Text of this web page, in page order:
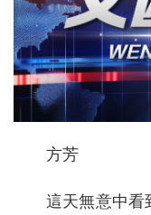
方芳
這天無意中看